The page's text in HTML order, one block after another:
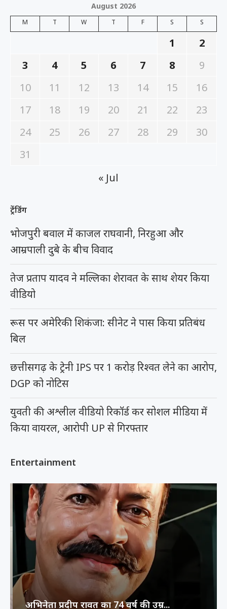
August 2026
M T W T F S S
1
2
3
4 5 6 7 8
9
10
11 12 13 14 15
16
17
18 19 20 21 22
23
24
25 26 27 28 29
30
31
« Jul
ट्रेंडिंग
भोजपुरी बवाल में काजल राघवानी, निरहुआ और
आम्रपाली दुबे के बीच विवाद
तेज प्रताप यादव ने मल्लिका शेरावत के साथ शेयर किया
वीडियो
रूस पर अमेरिकी शिकंजा: सीनेट ने पास किया प्रतिबंध
बिल
छत्तीसगढ़ के ट्रेनी IPS पर 1 करोड़ रिश्वत लेने का आरोप,
DGP को नोटिस
युवती की अश्लील वीडियो रिकॉर्ड कर सोशल मीडिया में
किया वायरल, आरोपी UP से गिरफ्तार
Entertainment
अभिनेता प्रदीप रावत का 74 वर्ष की उम्र...